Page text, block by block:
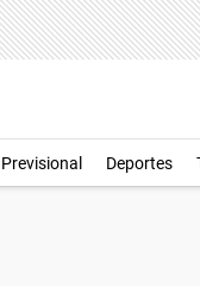
Previsional Deportes